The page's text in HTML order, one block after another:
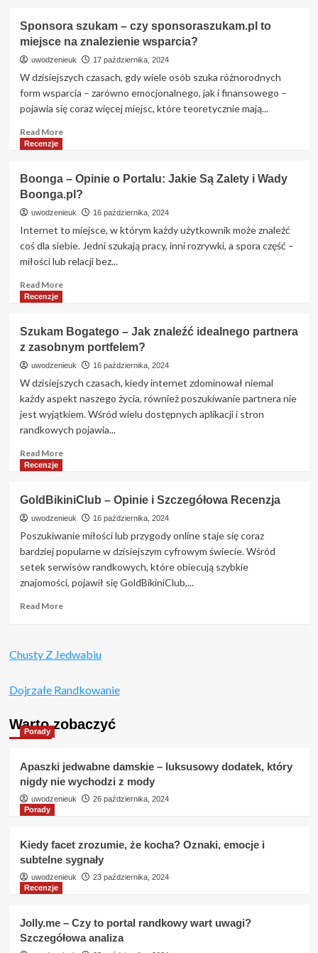
Faceta
–
Nowatorski
Randkowy,
Który
Odwraca
Sponsora szukam – czy sponsoraszukam.pl to
miejsce na znalezienie wsparcia?
uwodzenieuk 17 października, 2024
W dzisiejszych czasach, gdy wiele osób szuka różnorodnych
form wsparcia – zarówno emocjonalnego, jak i finansowego –
pojawia się coraz więcej miejsc, które teoretycznie mają...
Read MoreRead
szukam
–
czy
to
miejsce
na
wsparcia?
Recenzje
Boonga – Opinie o Portalu: Jakie Są Zalety i Wady
Boonga.pl?
uwodzenieuk 16 października, 2024
Internet to miejsce, w którym każdy użytkownik może znaleźć
coś dla siebie. Jedni szukają pracy, inni rozrywki, a spora część –
miłości lub relacji bez...
Read MoreRead
–
Opinie
o
Jakie
Są
Zalety
i
Boonga.pl?
Recenzje
Szukam Bogatego – Jak znaleźć idealnego partnera
z zasobnym portfelem?
uwodzenieuk 16 października, 2024
W dzisiejszych czasach, kiedy internet zdominował niemal
każdy aspekt naszego życia, również poszukiwanie partnera nie
jest wyjątkiem. Wśród wielu dostępnych aplikacji i stron
randkowych pojawia...
Read MoreRead
Bogatego
–
Jak
idealnego
partnera
z
portfelem?
Recenzje
GoldBikiniClub – Opinie i Szczegółowa Recenzja
uwodzenieuk 16 października, 2024
Poszukiwanie miłości lub przygody online staje się coraz
bardziej popularne w dzisiejszym cyfrowym świecie. Wśród
setek serwisów randkowych, które obiecują szybkie
znajomości, pojawił się GoldBikiniClub,...
Read MoreRead
–
Szczegółowa
Chusty Z Jedwabiu
Dojrzałe Randkowanie
Warto zobaczyć
Porady
Apaszki jedwabne damskie – luksusowy dodatek, który
nigdy nie wychodzi z mody
uwodzenieuk
26 października, 2024
Porady
Kiedy facet zrozumie, że kocha? Oznaki, emocje i
subtelne sygnały
uwodzenieuk
23 października, 2024
Recenzje
Jolly.me – Czy to portal randkowy wart uwagi?
Szczegółowa analiza